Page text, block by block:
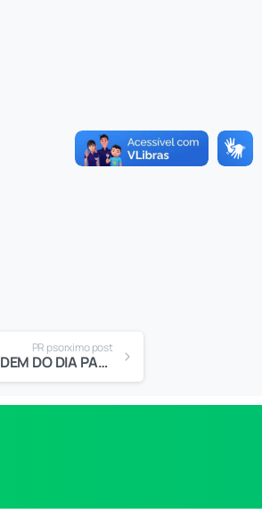
PR psorximo post
ORDEM DO DIA PARA A 2ª SESSÃO ORDINÁRIA 2018